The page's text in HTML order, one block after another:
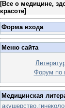
[Все о медицине,
красоте]
Форма входа
Меню сайта
Форум по
Медицинская